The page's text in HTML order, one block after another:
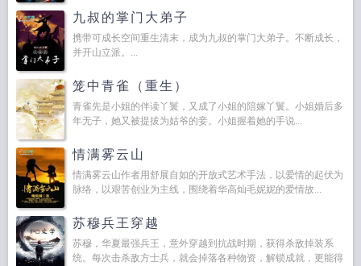
九叔的掌门大弟子
携带可成长空间重生清末，成为九叔的掌门大弟子。不断成长，
并开山立派。...
笼中青雀（重生）
青雀先是小姐的伴读丫鬟，又成了小姐的陪嫁丫鬟。小姐婚后多
年无子，她又被提拔为姑爷的妾。小姐握着她的手说...
情满雾云山
情满雾云山作者用舒展自如的开放式艺术手法，以爱情的起伏为
脉络，以艰苦创业为主线，围绕着华高灿毛妮妮的爱情故...
苏穆兵王穿越
苏穆，华夏最强兵王，意外穿越到抗战时期，获得杀敌掉装系
统。每次击杀敌方士兵，就会掉落各种物资，解锁成就，更能得